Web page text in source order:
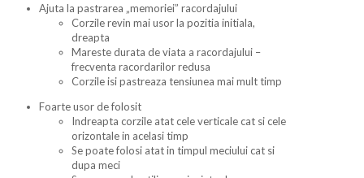
Ajuta la pastrarea „memoriei” racordajului
Corzile revin mai usor la pozitia initiala,
dreapta
Mareste durata de viata a racordajului –
frecventa racordarilor redusa
Corzile isi pastreaza tensiunea mai mult timp
Foarte usor de folosit
Indreapta corzile atat cele verticale cat si cele
orizontale in acelasi timp
Se poate folosi atat in timpul meciului cat si
dupa meci